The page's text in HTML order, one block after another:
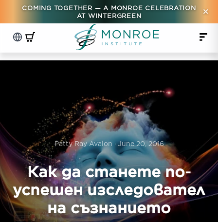
COMING TOGETHER — A MONROE CELEBRATION
AT WINTERGREEN
×
Patty Ray Avalon · June 20, 2016
Как да станете по-
успешен изследовател
на съзнанието